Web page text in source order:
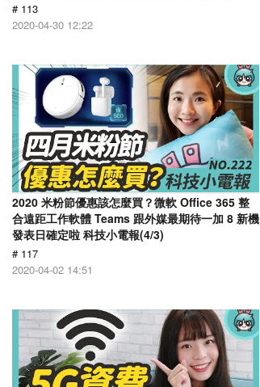
# 113
2020-04-30 12:22
2020 米粉節優惠該怎麼買？微軟 Office 365 整
合遠距工作軟體 Teams 跟外媒最期待一加 8 新機
發表日確定啦 科技小電報(4/3)
# 117
2020-04-02 14:51